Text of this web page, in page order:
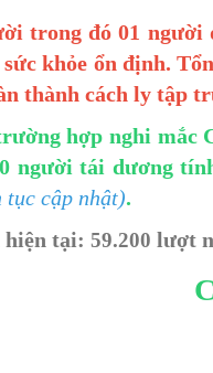
trong đó 01
khỏe ổn định.
thành cách ly tập
hợp nghi
người tái dương
tục cập nhật).
hiện tại: 59.200 lượt